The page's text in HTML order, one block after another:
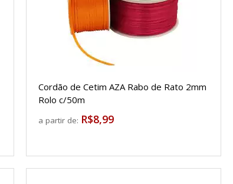
Cordão de Cetim AZA Rabo de Rato 2mm
Rolo c/50m
a partir de: R$8,99